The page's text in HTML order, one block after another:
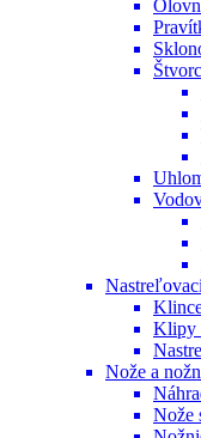
Klipy
Nože a
Nože